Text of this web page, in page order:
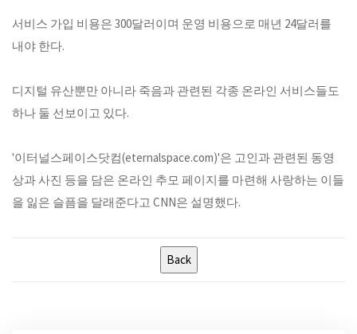
서비스 가입 비용은 300달러이며 운영 비용으로 매년 24달러를
내야 한다.
디지털 유산뿐만 아니라 죽음과 관련된 각종 온라인 서비스들도
하나 둘 선보이고 있다.
'이터널스페이스닷컴(eternalspace.com)'은 고인과 관련된 동영
상과 사진 등을 담은 온라인 추모 페이지를 마련해 사랑하는 이들
을 잃은 슬픔을 달래준다고 CNN은 설명했다.